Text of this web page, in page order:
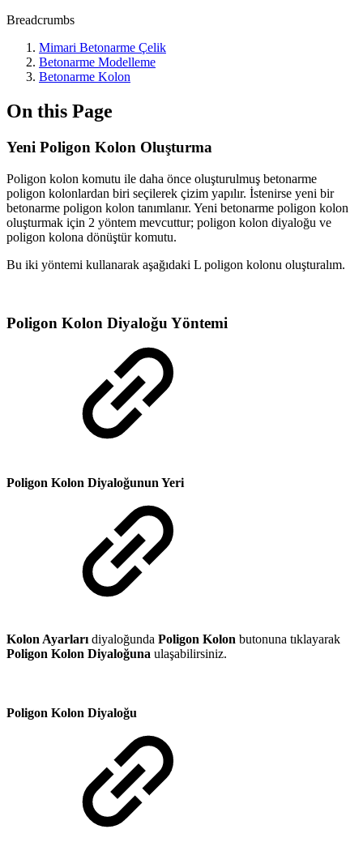
Breadcrumbs
Mimari Betonarme Çelik
Betonarme Modelleme
Betonarme Kolon
On this Page
Yeni Poligon Kolon Oluşturma
Poligon kolon komutu ile daha önce oluşturulmuş betonarme
poligon kolonlardan biri seçilerek çizim yapılır. İstenirse yeni bir
betonarme poligon kolon tanımlanır. Yeni betonarme poligon kolon
oluşturmak için 2 yöntem mevcuttur; poligon kolon diyaloğu ve
poligon kolona dönüştür komutu.
Bu iki yöntemi kullanarak aşağıdaki L poligon kolonu oluşturalım.
Poligon Kolon Diyaloğu Yöntemi
Poligon Kolon Diyaloğunun Yeri
Kolon Ayarları diyaloğunda Poligon Kolon butonuna tıklayarak
Poligon Kolon Diyaloğuna ulaşabilirsiniz.
Poligon Kolon Diyaloğu